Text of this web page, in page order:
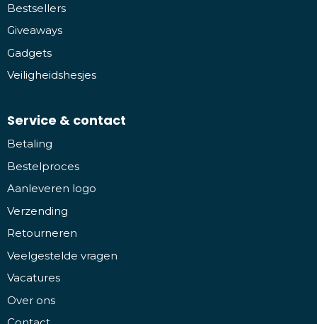
Bestsellers
Giveaways
Gadgets
Veiligheidshesjes
Service & contact
Betaling
Bestelproces
Aanleveren logo
Verzending
Retourneren
Veelgestelde vragen
Vacatures
Over ons